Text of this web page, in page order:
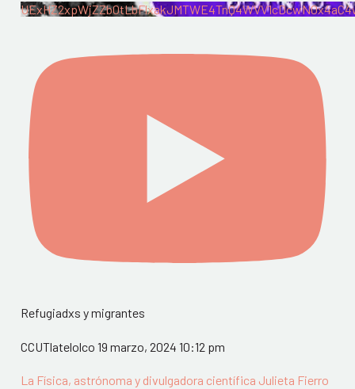
Refugiadxs y migrantes
CCUTlatelolco 19 marzo, 2024 10:12 pm
La Física, astrónoma y divulgadora científica Julieta Fierro